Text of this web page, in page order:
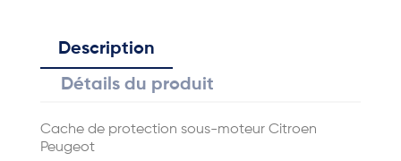
Description
Détails du produit
Cache de protection sous-moteur Citroen
Peugeot